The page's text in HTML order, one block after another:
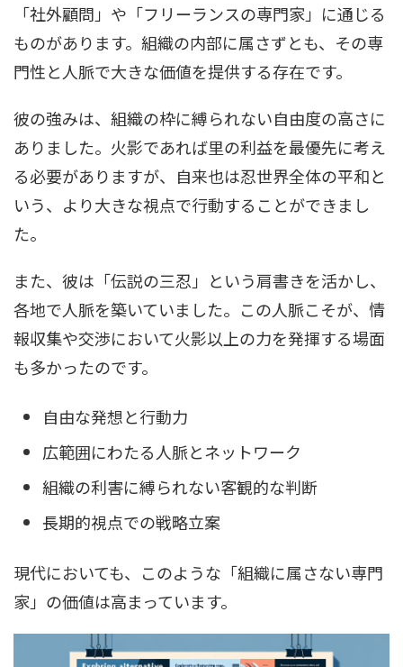
「社外顧問」や「フリーランスの専門家」に通じる
ものがあります。組織の内部に属さずとも、その専
門性と人脈で大きな価値を提供する存在です。
彼の強みは、組織の枠に縛られない自由度の高さに
ありました。火影であれば里の利益を最優先に考え
る必要がありますが、自来也は忍世界全体の平和と
いう、より大きな視点で行動することができまし
た。
また、彼は「伝説の三忍」という肩書きを活かし、
各地で人脈を築いていました。この人脈こそが、情
報収集や交渉において火影以上の力を発揮する場面
も多かったのです。
自由な発想と行動力
広範囲にわたる人脈とネットワーク
組織の利害に縛られない客観的な判断
長期的視点での戦略立案
現代においても、このような「組織に属さない専門
家」の価値は高まっています。